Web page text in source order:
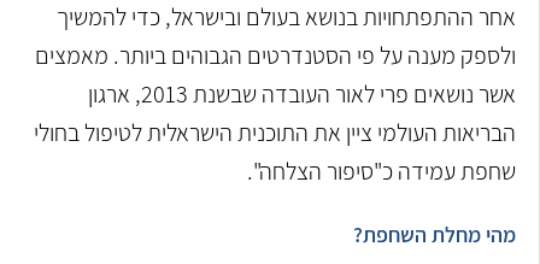
אחר ההתפתחויות בנושא בעולם ובישראל, כדי להמשיך
ולספק מענה על פי הסטנדרטים הגבוהים ביותר. מאמצים
אשר נושאים פרי לאור העובדה שבשנת 2013, ארגון
הבריאות העולמי ציין את התוכנית הישראלית לטיפול בחולי
שחפת עמידה כ"סיפור הצלחה".
מהי מחלת השחפת?